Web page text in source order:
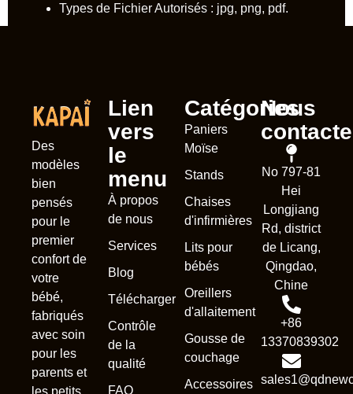
Types de Fichier Autorisés : jpg, png, pdf.
Des
modèles
bien
pensés
pour le
premier
confort de
votre
bébé,
fabriqués
avec soin
pour les
parents et
les petits.
Lien
vers
le
menu
À propos
de nous
Services
Blog
Télécharger
Contrôle
de la
qualité
FAQ
Catégories
Paniers
Moïse
Stands
Chaises
d'infirmières
Lits pour
bébés
Oreillers
d'allaitement
Gousse de
couchage
Accessoires
Nous
No 797-81
Hei
Longjiang
Rd, district
de Licang,
Qingdao,
Chine
+86
13370839302